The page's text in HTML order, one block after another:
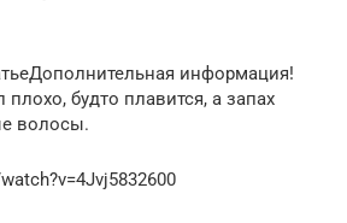
информация!
плохо, будто плавится, а запах
волосы.